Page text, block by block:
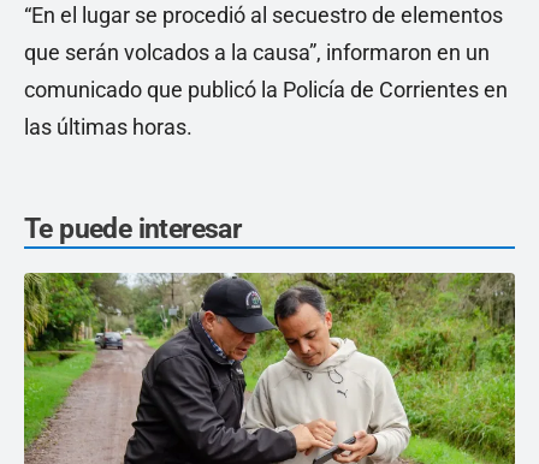
“En el lugar se procedió al secuestro de elementos
que serán volcados a la causa”, informaron en un
comunicado que publicó la Policía de Corrientes en
las últimas horas.
Te puede interesar